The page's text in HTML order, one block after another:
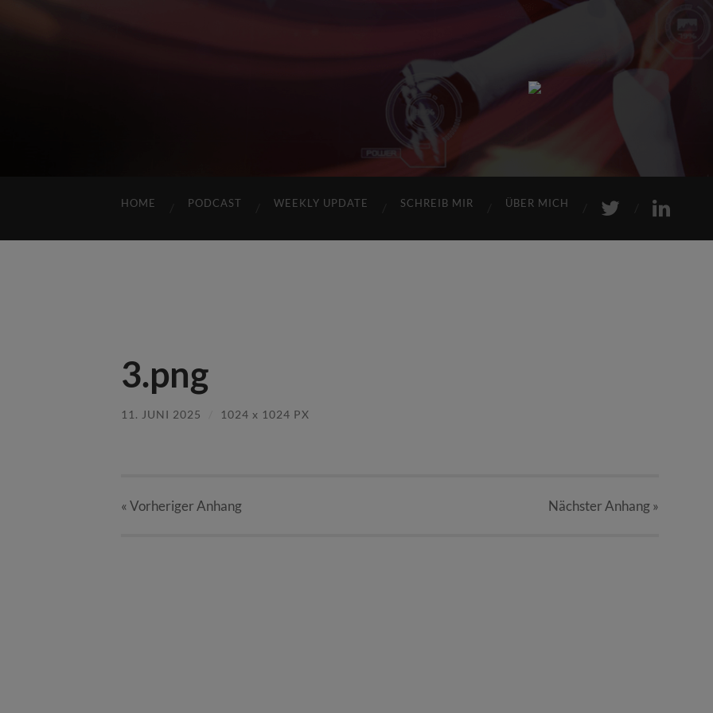
HOME PODCAST WEEKLY UPDATE SCHREIB MIR ÜBER MICH
3.png
11. JUNI 2025 1024 x 1024 PX
« VorherigerAnhang NächsterAnhang»